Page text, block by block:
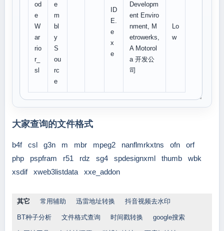
od
e
W
ar
rio
r_
sl
e
m
bl
y
S
ou
rc
e
ID
E.
e
x
e
Developm
ent Enviro
nment, M
etrowerks,
A Motorol
a 开发公
司
Lo
w
大家查询的文件格式
b4f csl g3n m mbr mpeg2 nanflmrkxtns ofn
orf
php
pspfram r51 rdz sg4 spdesignxml thumb
wbk
xsdif
xweb3listdata xxe_addon
其它 常用辅助 迅雷地址转换 抖音视频去水印
BT种子分析 文件格式查询 时间戳转换 google搜索